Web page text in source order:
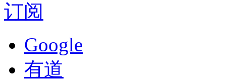
订阅
Google
有道